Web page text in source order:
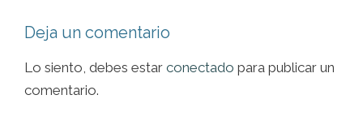
Deja un comentario
Lo siento, debes estar conectado para publicar un
comentario.